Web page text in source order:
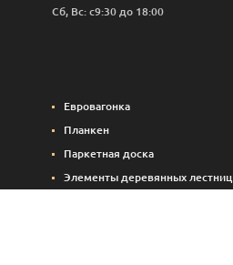
Сб, Вс: с9:30 до 18:00
Евровагонка
Планкен
Паркетная доска
Элементы деревянных лестниц